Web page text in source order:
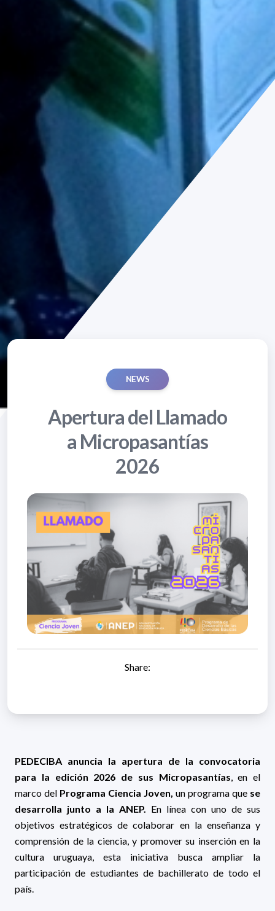
NEWS
Apertura del Llamado
a Micropasantías
2026
Share:
PEDECIBA anuncia la apertura de la convocatoria
para la edición 2026 de sus Micropasantías, en el
marco del Programa Ciencia Joven, un programa que se
desarrolla junto a la ANEP. En línea con uno de sus
objetivos estratégicos de colaborar en la enseñanza y
comprensión de la ciencia, y promover su inserción en la
cultura uruguaya, esta iniciativa busca ampliar la
participación de estudiantes de bachillerato de todo el
país.